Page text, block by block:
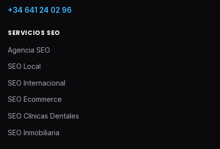
+34 641 24 02 96
SERVICIOS SEO
Agencia SEO
SEO Local
SEO Internacional
SEO Ecommerce
SEO Clínicas Dentales
SEO Inmobiliaria